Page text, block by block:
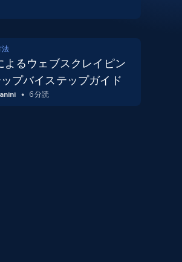
法
よるウェブスクレイピン
ップバイステップガイド
6 分読